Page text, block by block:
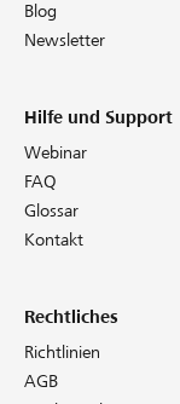
Blog
Newsletter
Hilfe und Support
Webinar
FAQ
Glossar
Kontakt
Rechtliches
Richtlinien
AGB